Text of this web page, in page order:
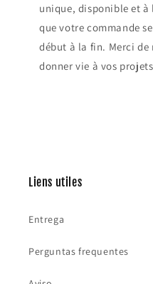
unique, disponible et
que votre commande
début à la fin. Merci
donner vie à vos
Liens utiles
Entrega
Perguntas frequentes